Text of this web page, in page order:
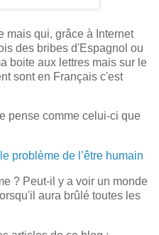
mais qui, grâce à Internet
des bribes d'Espagnol ou
boite aux lettres mais sur le
sont en Français c'est
pense comme celui-ci que
problème de l’être humain
? Peut-il y a voir un monde
aura brûlé toutes les